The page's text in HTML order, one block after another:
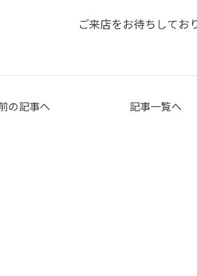
ご来店をお待ちしてお
の記事へ 記事一覧へ